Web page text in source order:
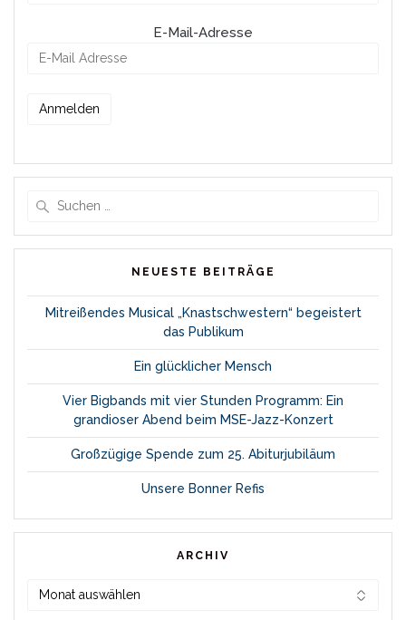
E-Mail-Adresse
NEUESTE BEITRÄGE
Mitreißendes Musical „Knastschwestern“ begeistert
das Publikum
Ein glücklicher Mensch
Vier Bigbands mit vier Stunden Programm: Ein
grandioser Abend beim MSE-Jazz-Konzert
Großzügige Spende zum 25. Abiturjubiläum
Unsere Bonner Refis
ARCHIV